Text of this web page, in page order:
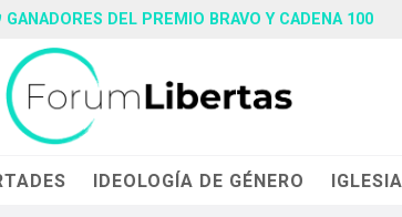
GANADORES DEL PREMIO BRAVO Y CADENA 100
IDEOLOGÍA DE GÉNERO IGLESIA